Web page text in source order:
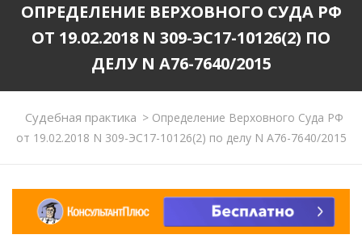
ОПРЕДЕЛЕНИЕ ВЕРХОВНОГО СУДА РФ
ОТ 19.02.2018 N 309-ЭС17-10126(2) ПО
ДЕЛУ N А76-7640/2015
Судебная практика >Определение Верховного Суда РФ
от 19.02.2018 N 309-ЭС17-10126(2) по делу N А76-7640/2015